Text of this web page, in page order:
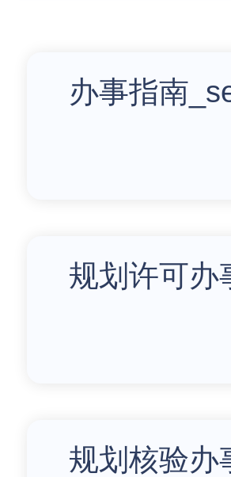
办事指南
规划许可办
规划核验办